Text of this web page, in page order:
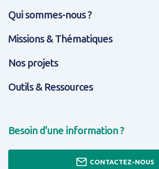
Qui sommes-nous ?
Missions & Thématiques
Nos projets
Outils & Ressources
Besoin d'une information ?
CONTACTEZ-NOUS